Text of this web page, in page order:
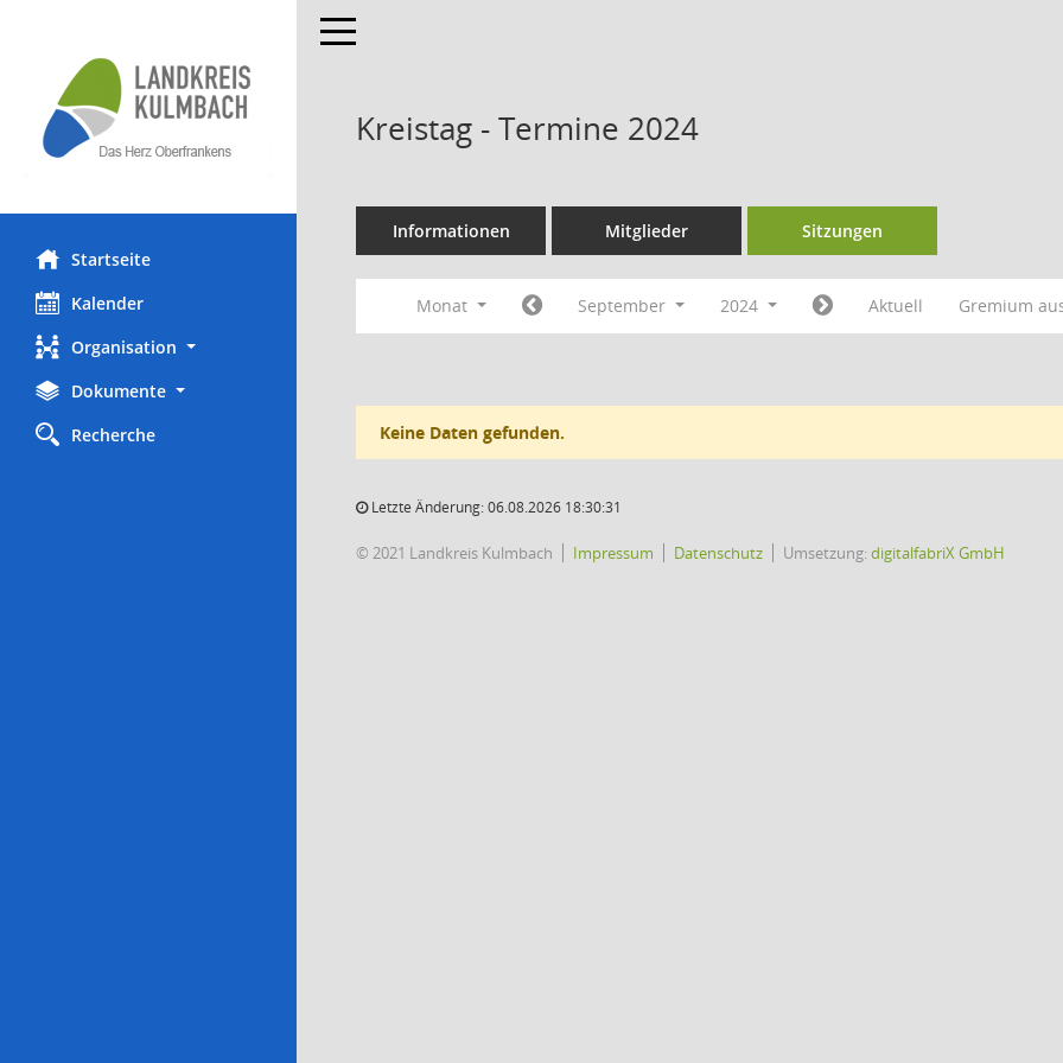
Startseite
Kalender
Organisation
Dokumente
Recherche
Toggle navigation
Kreistag - Termine 2024
Informationen Mitglieder Sitzungen
Monat September 2024 Aktuell Gremium
Keine Daten gefunden.
Letzte Änderung: 06.08.2026 18:30:31
© 2021 Landkreis Kulmbach Impressum Datenschutz Umsetzung:digitalfabriX GmbH